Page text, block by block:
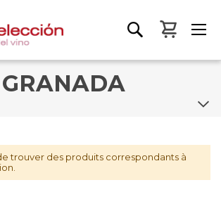
Mon
GRANADA
trouver des produits correspondants à